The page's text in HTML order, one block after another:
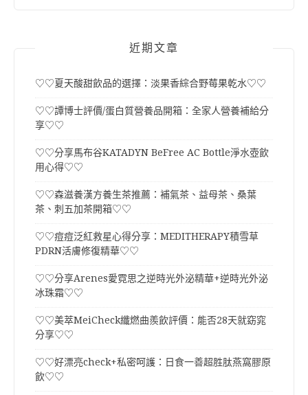
近期文章
♡♡夏天酸甜飲品的選擇：淡果香綜合野莓果乾水♡♡
♡♡譚博士評價/蛋白質營養品開箱：全家人營養補給分
享♡♡
♡♡分享馬布谷KATADYN BeFree AC Bottle淨水壺飲
用心得♡♡
♡♡森滋養漢方養生茶推薦：補氣茶、益母茶、桑葉
茶、刺五加茶開箱♡♡
♡♡痘痘泛紅救星心得分享：MEDITHERAPY積雪草
PDRN活膚修復精華♡♡
♡♡分享Arenes愛霓思之逆時光外泌精華+逆時光外泌
冰珠霜♡♡
♡♡美萃MeiCheck纖燃曲羨飲評價：能否28天就窈窕
分享♡♡
♡♡好漂亮check+私密呵護：日食一善超胜肽燕窩膠原
飲♡♡